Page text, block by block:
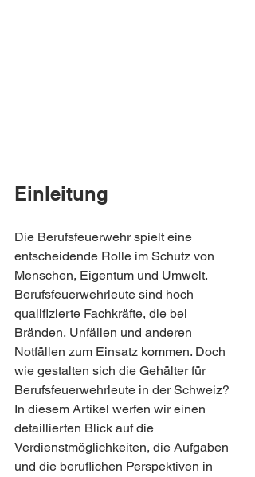
Einleitung
Die Berufsfeuerwehr spielt eine
entscheidende Rolle im Schutz von
Menschen, Eigentum und Umwelt.
Berufsfeuerwehrleute sind hoch
qualifizierte Fachkräfte, die bei
Bränden, Unfällen und anderen
Notfällen zum Einsatz kommen. Doch
wie gestalten sich die Gehälter für
Berufsfeuerwehrleute in der Schweiz?
In diesem Artikel werfen wir einen
detaillierten Blick auf die
Verdienstmöglichkeiten, die Aufgaben
und die beruflichen Perspektiven in